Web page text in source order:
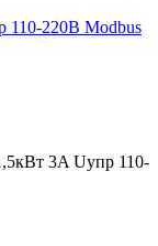
3A Uупр 110-